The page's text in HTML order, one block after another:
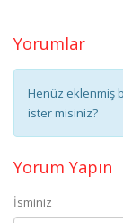
Yorumlar
Henüz eklenmiş
ister misiniz?
Yorum Yapın
İsminiz